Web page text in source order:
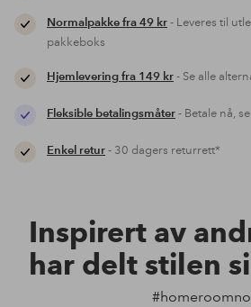
Normalpakke fra 49 kr- Leveres til
pakkeboks
Hjemlevering fra 149 kr- Se alle
Fleksible betalingsmåter- Betale nå,
Enkel retur- 30 dagers returrett*
Inspirert av
har delt stilen
#homeroomno